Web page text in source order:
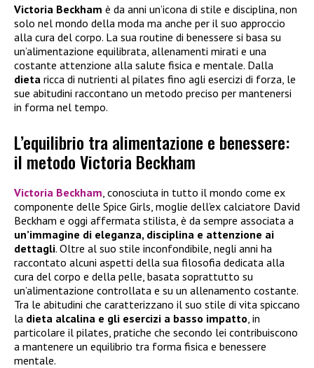
Victoria Beckham è da anni un’icona di stile e disciplina, non
solo nel mondo della moda ma anche per il suo approccio
alla cura del corpo. La sua routine di benessere si basa su
un’alimentazione equilibrata, allenamenti mirati e una
costante attenzione alla salute fisica e mentale. Dalla
dieta ricca di nutrienti al pilates fino agli esercizi di forza, le
sue abitudini raccontano un metodo preciso per mantenersi
in forma nel tempo.
L’equilibrio tra alimentazione e benessere:
il metodo Victoria Beckham
Victoria Beckham , conosciuta in tutto il mondo come ex
componente delle Spice Girls, moglie dell’ex calciatore David
Beckham e oggi affermata stilista, è da sempre associata a
un’immagine di eleganza, disciplina e attenzione ai
dettagli. Oltre al suo stile inconfondibile, negli anni ha
raccontato alcuni aspetti della sua filosofia dedicata alla
cura del corpo e della pelle, basata soprattutto su
un’alimentazione controllata e su un allenamento costante.
Tra le abitudini che caratterizzano il suo stile di vita spiccano
la dieta alcalina e gli esercizi a basso impatto , in
particolare il pilates, pratiche che secondo lei contribuiscono
a mantenere un equilibrio tra forma fisica e benessere
mentale.